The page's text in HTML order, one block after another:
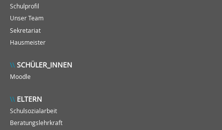
Schulprofil
Unser Team
Sekretariat
Hausmeister
SCHÜLER_INNEN
Moodle
ELTERN
Schulsozialarbeit
Beratungslehrkraft